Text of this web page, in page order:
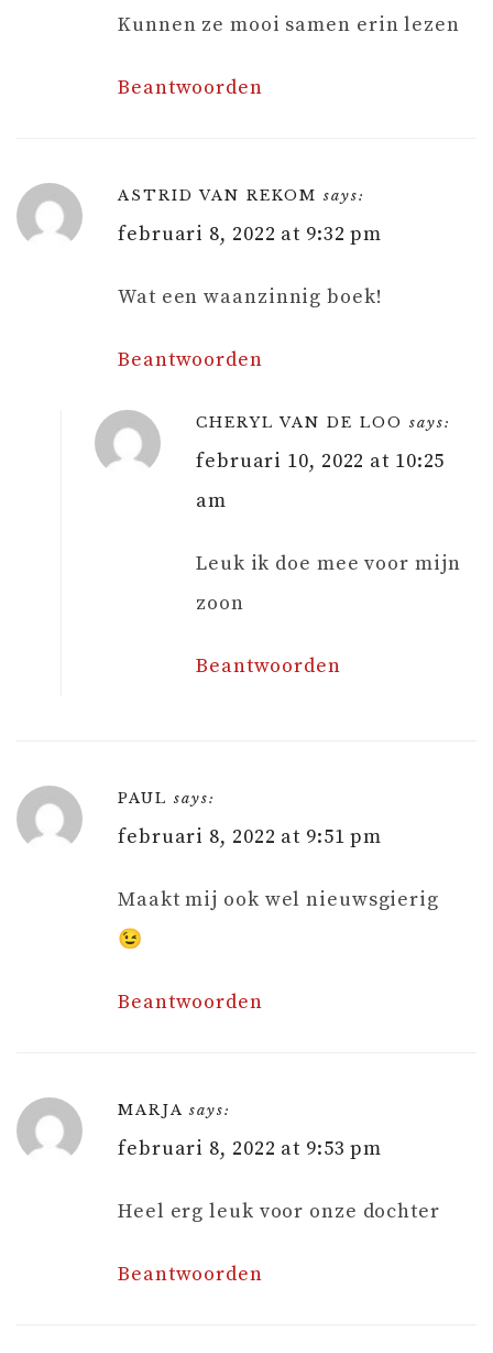
Kunnen ze mooi samen erin lezen
Beantwoorden
ASTRID VAN REKOM says:
februari 8, 2022 at 9:32 pm
Wat een waanzinnig boek!
Beantwoorden
CHERYL VAN DE LOO says:
februari 10, 2022 at 10:25
am
Leuk ik doe mee voor mijn
zoon
Beantwoorden
PAUL says:
februari 8, 2022 at 9:51 pm
Maakt mij ook wel nieuwsgierig
😉
Beantwoorden
MARJA says:
februari 8, 2022 at 9:53 pm
Heel erg leuk voor onze dochter
Beantwoorden